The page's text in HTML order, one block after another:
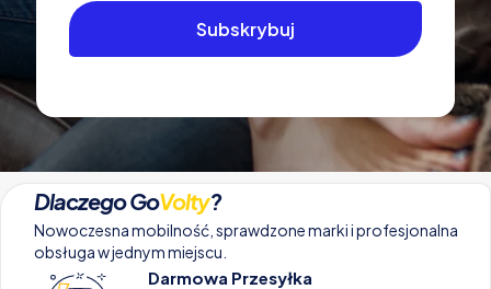
Dlaczego GoVolty?
Nowoczesna mobilność, sprawdzone marki i profesjonalna
obsługa w jednym miejscu.
Darmowa Przesyłka